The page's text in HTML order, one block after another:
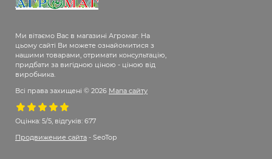
Ми вітаємо Вас в магазині Агромаг. На
цьому сайті Ви можете ознайомитися з
нашими товарами, отримати консультацію,
придбати за вигідною ціною - ціною від
виробника.
Всі права захищені © 2026 Мапа сайту
Оцінка: 5/5, відгуків: 677
Продвижение сайта - SeoTop